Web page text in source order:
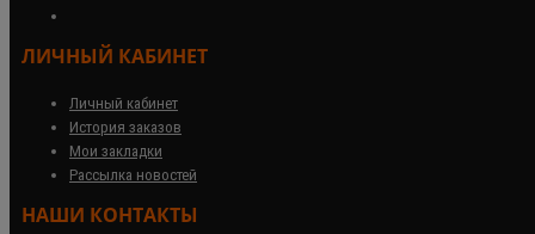
ЛИЧНЫЙ КАБИНЕТ
Личный кабинет
История заказов
Мои закладки
Рассылка новостей
НАШИ КОНТАКТЫ